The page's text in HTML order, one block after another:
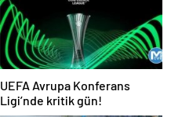
UEFA Avrupa Konferans
Ligi’nde kritik gün!